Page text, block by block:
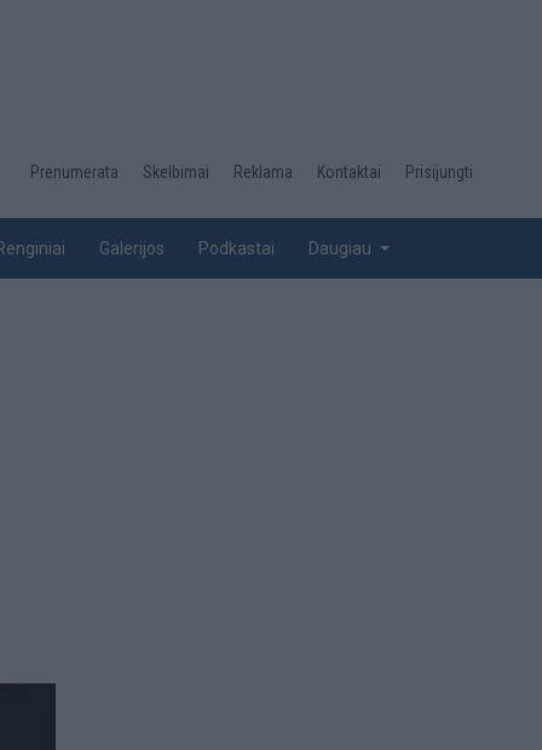
Desktop
top
Prenumerata Skelbimai Reklama Kontaktai Prisijungti
Galerijos Podkastai Daugiau